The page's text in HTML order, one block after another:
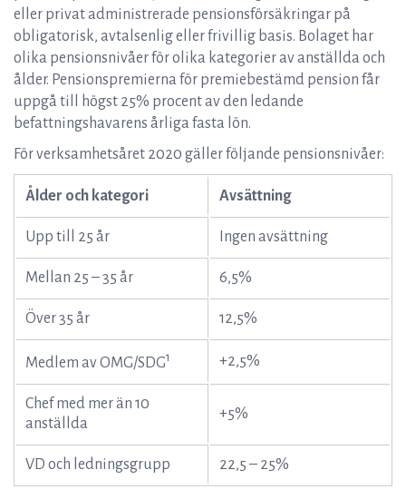
eller privat administrerade pensionsförsäkringar på
obligatorisk, avtalsenlig eller frivillig basis. Bolaget har
olika pensionsnivåer för olika kategorier av anställda och
ålder. Pensionspremierna för premiebestämd pension får
uppgå till högst 25% procent av den ledande
befattningshavarens årliga fasta lön.
För verksamhetsåret 2020 gäller följande pensionsnivåer:
Ålder och kategori Avsättning
Upp till 25 år Ingen avsättning
Mellan 25 – 35 år 6,5%
Över 35 år 12,5%
Medlem av OMG/SDG1 +2,5%
Chef med mer än 10
anställda
+5%
VD och ledningsgrupp 22,5 – 25%